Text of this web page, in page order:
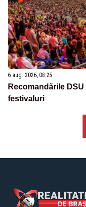
6 aug. 2026, 08:25
Recomandările
festivaluri